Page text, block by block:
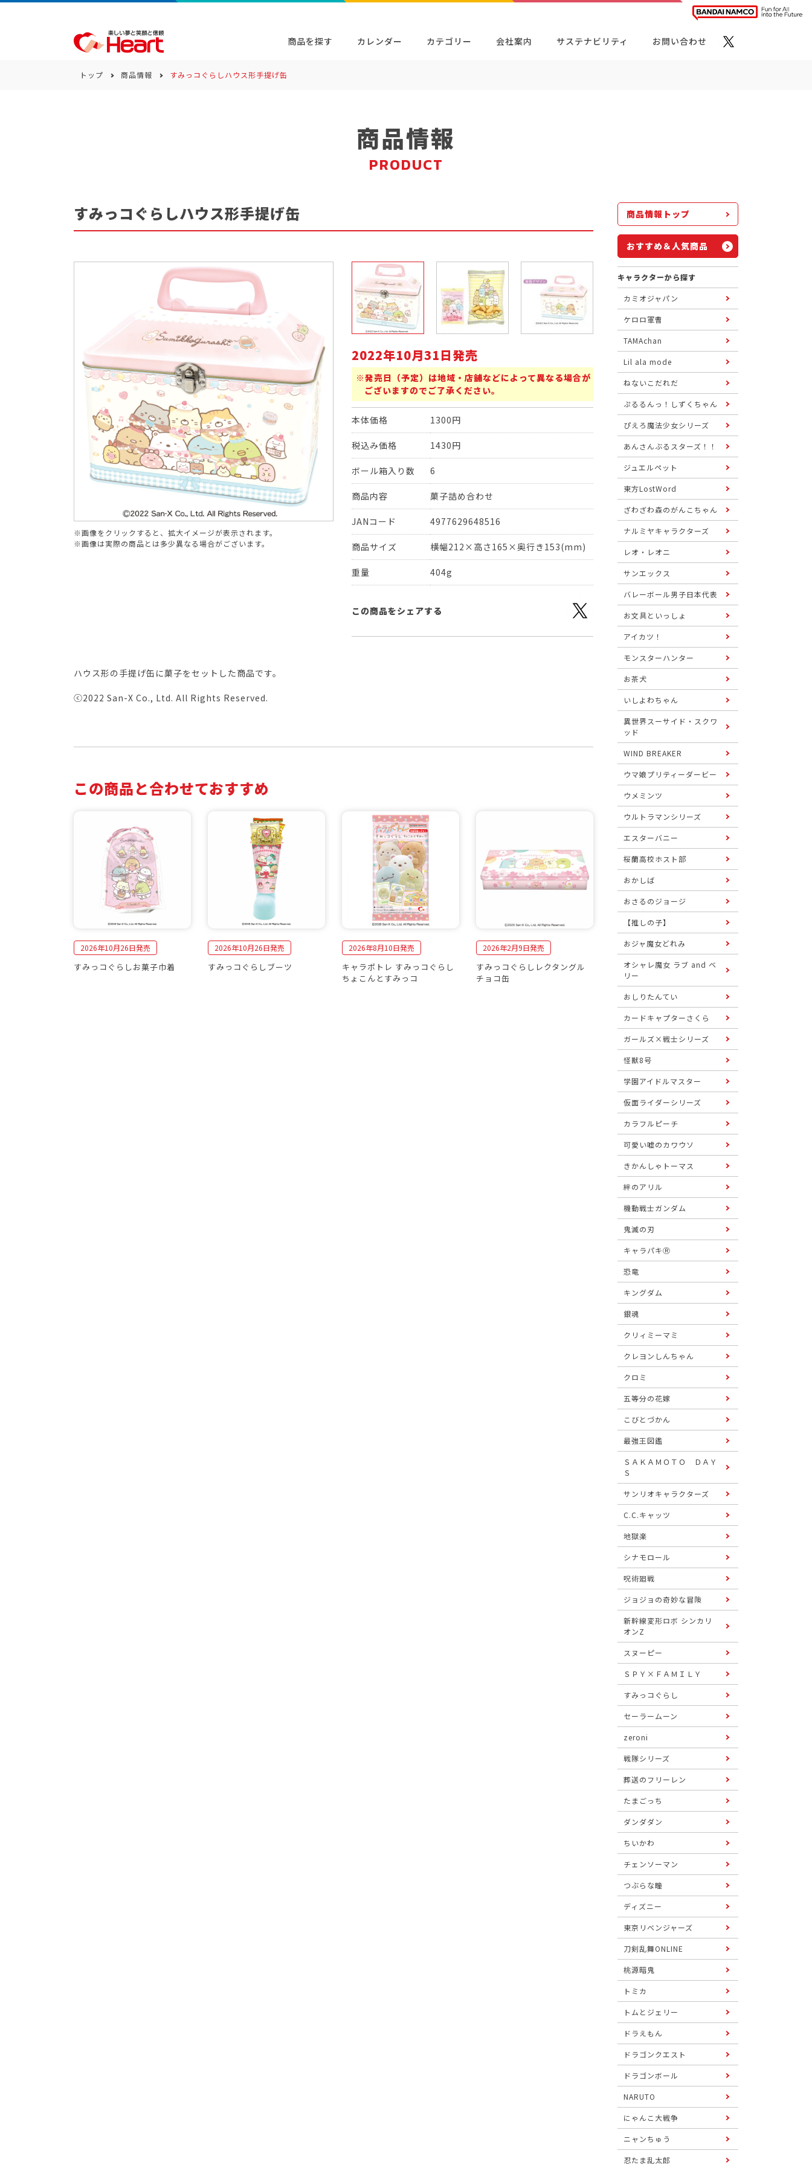
商品を探す
商品一覧 キーワード検索
カレンダー カテゴリー
カテゴリー
会社案内 サステナビリティ お問い合わせ
トップ 商品情報 すみっコぐらしハウス形手提げ缶
商品情報
PRODUCT
すみっコぐらしハウス形手提げ缶
※画像をクリックすると、拡大イメージが表示されます。
※画像は実際の商品とは多少異なる場合がございます。
2022年10月31日発売
※発売日（予定）は地域・店舗などによって異なる場合が
ございますのでご了承ください。
本体価格 1300円
税込み価格 1430円
ボール箱入り数 6
商品内容 菓子詰め合わせ
JANコード 4977629648516
商品サイズ 横幅212×高さ165×奥行き153(mm)
重量 404g
この商品をシェアする
ハウス形の手提げ缶に菓子をセットした商品です。
ⓒ2022 San-X Co., Ltd. All Rights Reserved.
この商品と合わせておすすめ
2026年10月26日発売
すみっコぐらしお菓子巾着
2026年10月26日発売
すみっコぐらしブーツ
2026年8月10日発売
キャラポトレ すみっコぐらし
ちょこんとすみっコ
2026年2月9日発売
すみっコぐらしレクタングル
チョコ缶
商品情報トップ
おすすめ＆人気商品
キャラクターから探す
カミオジャパン
ケロロ軍曹
TAMAchan
Lil ala mode
ねないこだれだ
ぷるるんっ！しずくちゃん
ぴえろ魔法少女シリーズ
あんさんぶるスターズ！！
ジュエルペット
東方LostWord
ざわざわ森のがんこちゃん
ナルミヤキャラクターズ
レオ・レオニ
サンエックス
バレーボール男子日本代表
お文具といっしょ
アイカツ！
モンスターハンター
お茶犬
いしよわちゃん
異世界スーサイド・スクワ
ッド
WIND BREAKER
ウマ娘プリティーダービー
ウメミンツ
ウルトラマンシリーズ
エスターバニー
桜蘭高校ホスト部
おかしば
おさるのジョージ
【推しの子】
おジャ魔女どれみ
オシャレ魔女 ラブ and ベ
リー
おしりたんてい
カードキャプターさくら
ガールズ×戦士シリーズ
怪獣8号
学園アイドルマスター
仮面ライダーシリーズ
カラフルピーチ
可愛い嘘のカワウソ
きかんしゃトーマス
絆のアリル
機動戦士ガンダム
鬼滅の刃
キャラパキⓇ
恐竜
キングダム
銀魂
クリィミーマミ
クレヨンしんちゃん
クロミ
五等分の花嫁
こびとづかん
最強王図鑑
ＳＡＫＡＭＯＴＯ ＤＡＹ
Ｓ
サンリオキャラクターズ
C.C.キャッツ
地獄楽
シナモロール
呪術廻戦
ジョジョの奇妙な冒険
新幹線変形ロボ シンカリ
オンZ
スヌーピー
ＳＰＹ×ＦＡＭＩＬＹ
すみっコぐらし
セーラームーン
zeroni
戦隊シリーズ
葬送のフリーレン
たまごっち
ダンダダン
ちいかわ
チェンソーマン
つぶらな瞳
ディズニー
東京リベンジャーズ
刀剣乱舞ONLINE
桃源暗鬼
トミカ
トムとジェリー
ドラえもん
ドラゴンクエスト
ドラゴンボール
NARUTO
にゃんこ大戦争
ニャンちゅう
忍たま乱太郎